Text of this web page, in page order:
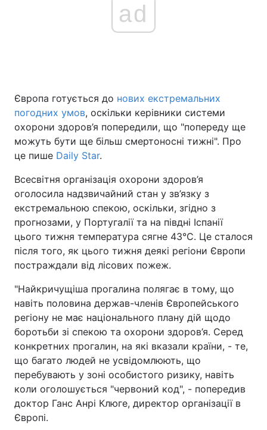
ad
Європа готується до нових екстремальних
погодних умов, оскільки керівники системи
охорони здоров’я попередили, що "попереду ще
можуть бути ще більш смертоносні тижні". Про
це пише Daily Star.
Всесвітня організація охорони здоров’я
оголосила надзвичайний стан у зв’язку з
екстремальною спекою, оскільки, згідно з
прогнозами, у Португалії та на півдні Іспанії
цього тижня температура сягне 43°C. Це сталося
після того, як цього тижня деякі регіони Європи
постраждали від лісових пожеж.
"Найкричущіша прогалина полягає в тому, що
навіть половина держав-членів Європейського
регіону не має національного плану дій щодо
боротьби зі спекою та охорони здоров’я. Серед
конкретних прогалин, на які вказали країни, - те,
що багато людей не усвідомлюють, що
перебувають у зоні особистого ризику, навіть
коли оголошується "червоний код", - попередив
доктор Ганс Анрі Клюге, директор організації в
Європі.